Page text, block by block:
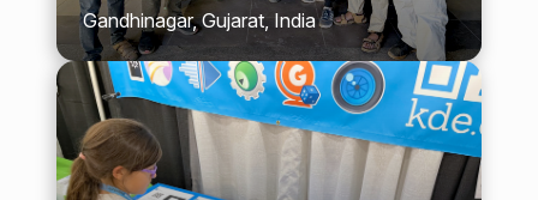
Gandhinagar, Gujarat, India